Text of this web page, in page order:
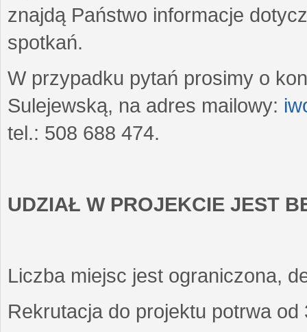
znajdą Państwo informacje
spotkań.
W przypadku pytań prosimy o
Sulejewską, na adres mailowy:
tel.: 508 688 474.
UDZIAŁ W PROJEKCIE JEST
Liczba miejsc jest ograniczona,
Rekrutacja do projektu potrwa